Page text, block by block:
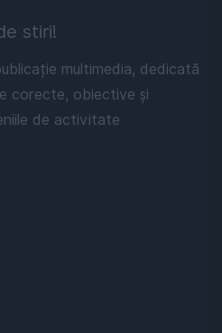
stiri!
multimedia, dedicată
corecte, obiective și
de activitate